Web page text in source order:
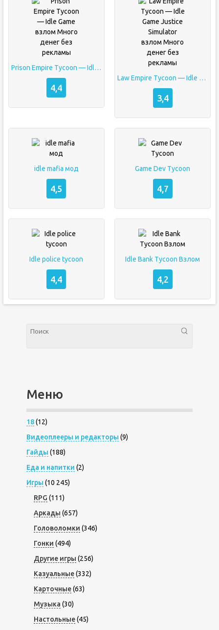
Prison Empire Tycoon — Idle Game взлом Много денег без рекламы
4,4
Law Empire Tycoon — Idle Game Justice Simulator взлом Много денег без рекламы
3,4
idle mafia мод
4,5
Game Dev Tycoon
4,7
Idle police tycoon
4,4
Idle Bank Tycoon Взлом
4,2
Меню
18(12)
Видеоплееры и редакторы (9)
Гайды (188)
Еда и напитки (2)
Игры (10 245)
RPG (111)
Аркады (657)
Головоломки (346)
Гонки (494)
Другие игры (256)
Казуальные(332)
Карточные(63)
Музыка (30)
Настольные(45)